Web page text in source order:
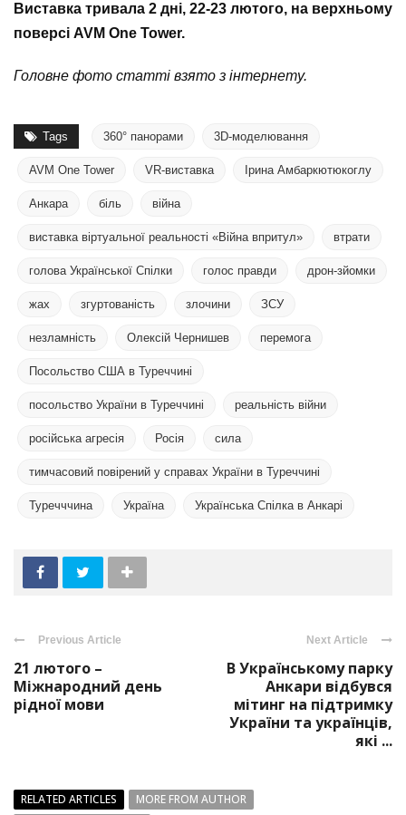
Виставка тривала 2 дні, 22-23 лютого, на верхньому
поверсі AVM One Tower.
Головне фото статті взято з інтернету.
Tags 360° панорами 3D-моделювання
AVM One Tower VR-виставка Ірина Амбаркютюкоглу
Анкара біль війна
виставка віртуальної реальності «Війна впритул» втрати
голова Української Спілки голос правди дрон-зйомки
жах згуртованість злочини ЗСУ
незламність Олексій Чернишев перемога
Посольство США в Туреччині
посольство України в Туреччині реальність війни
російська агресія Росія сила
тимчасовий повірений у справах України в Туреччині
Туречччина Україна Українська Спілка в Анкарі
Previous Article
21 лютого –
Міжнародний день
рідної мови
Next Article
В Українському парку
Анкари відбувся
мітинг на підтримку
України та українців,
які ...
RELATED ARTICLES
MORE FROM AUTHOR